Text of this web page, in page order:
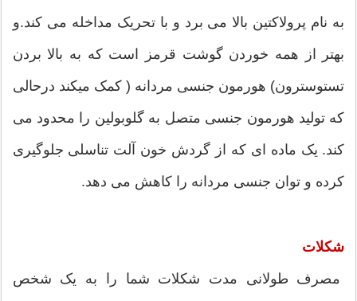
به نام پرولاکتین بالا می برد و با تحریک مداخله می کند.و
بهتر از همه خوردن گوشت قرمز است که به بالا بردن
تستوسترون) هورمون جنسی مردانه ( کمک میکند درحالی
که تولید هورمون جنسی متصل به گلوبولین را محدود می
کند. یک ماده ای که از گردش خون آلت تناسلی جلوگیری
کرده و توان جنسی مردانه را کاهش می دهد.
شکلات
مصرف طولانی مدت شکلات شما را به یک شخص